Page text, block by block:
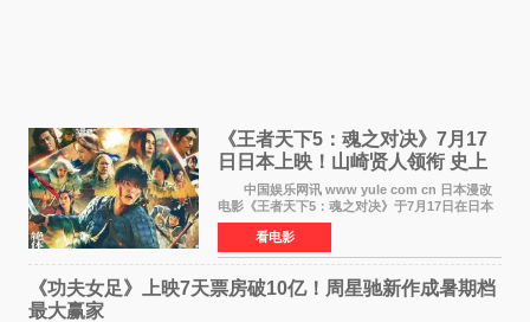
《王者天下5：魂之对决》7月17
日日本上映！山崎贤人领衔 史上
最大“函谷关防卫战”
中国娱乐网讯 www yule com cn 日本漫改
电影《王者天下5：魂之对决》于7月17日在日本
全国上映。这部由佐藤信介执导、山崎贤人主演
的历史动作片，改编自原泰久同名人气漫画，继
续讲述信和漂
看电影
《功夫女足》上映7天票房破10亿！周星驰新作成暑期档
最大赢家